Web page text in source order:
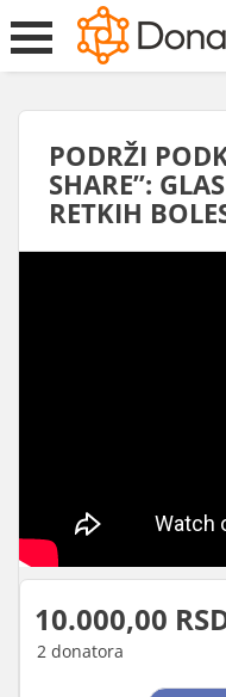
PODRŽI
SHARE”:
RETKIH
10.000,00
2 donatora